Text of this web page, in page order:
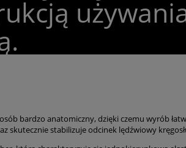
bardzo anatomiczny, dzięki czemu wyrób
skutecznie stabilizuje odcinek lędźwiowy